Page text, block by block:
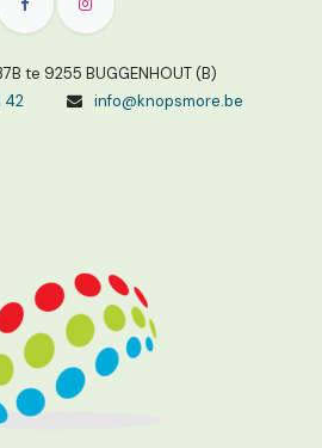
te 9255 BUGGENHOUT (B)
42
info@knopsmore.be